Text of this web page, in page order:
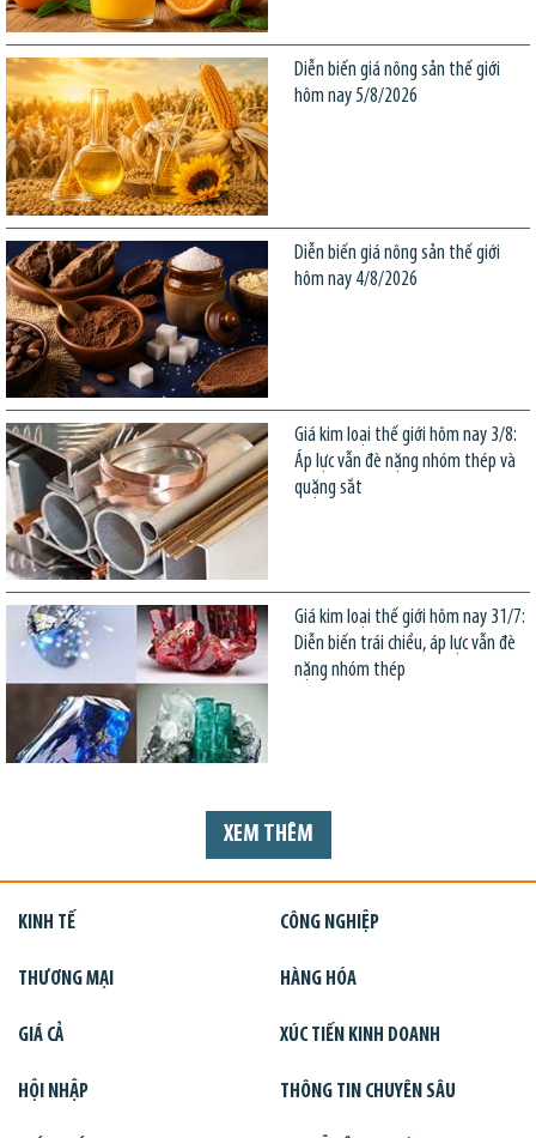
Diễn biến giá nông sản thế giới
hôm nay 5/8/2026
Diễn biến giá nông sản thế giới
hôm nay 4/8/2026
Giá kim loại thế giới hôm nay 3/8:
Áp lực vẫn đè nặng nhóm thép và
quặng sắt
Giá kim loại thế giới hôm nay 31/7:
Diễn biến trái chiều, áp lực vẫn đè
nặng nhóm thép
XEM THÊM
KINH TẾ CÔNG NGHIỆP
THƯƠNG MẠI HÀNG HÓA
GIÁ CẢ XÚC TIẾN KINH DOANH
HỘI NHẬP THÔNG TIN CHUYÊN SÂU